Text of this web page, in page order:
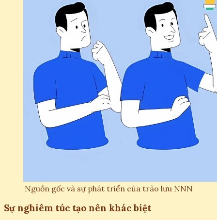
Nguồn gốc và sự phát triển của trào lưu NNN
Sự nghiêm túc tạo nên khác biệt